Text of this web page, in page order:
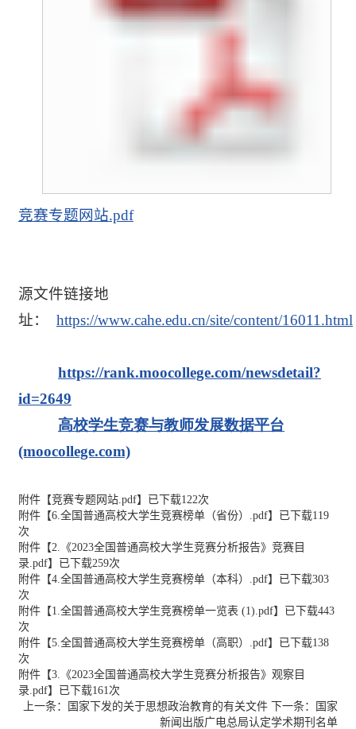
竞赛专题网站.pdf
源文件链接地
址： https://www.cahe.edu.cn/site/content/16011.html
https://rank.moocollege.com/newsdetail?
id=2649
高校学生竞赛与教师发展数据平台
(moocollege.com)
附件【竞赛专题网站.pdf】已下载122次
附件【6.全国普通高校大学生竞赛榜单（省份）.pdf】已下载119
次
附件【2.《2023全国普通高校大学生竞赛分析报告》竞赛目
录.pdf】已下载259次
附件【4.全国普通高校大学生竞赛榜单（本科）.pdf】已下载303
次
附件【1.全国普通高校大学生竞赛榜单一览表 (1).pdf】已下载443
次
附件【5.全国普通高校大学生竞赛榜单（高职）.pdf】已下载138
次
附件【3.《2023全国普通高校大学生竞赛分析报告》观察目
录.pdf】已下载161次
上一条：
国家下发的关于思想政治教育的有关文件 下一条：
国家
新闻出版广电总局认定学术期刊名单